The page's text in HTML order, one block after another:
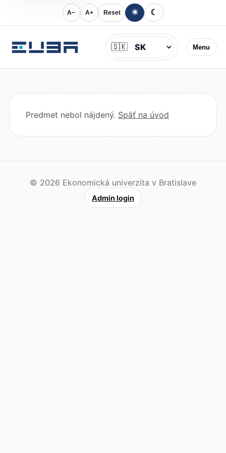
A− A+ Reset ☀ ☾
Menu
Jazyk
🇸🇰
Predmet nebol nájdený. Späť na úvod
© 2026 Ekonomická univerzita v Bratislave
Admin login